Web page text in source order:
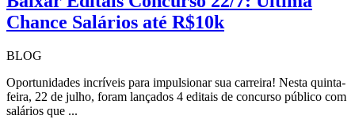
Chance Salários até R$10k
BLOG
Oportunidades incríveis para impulsionar sua carreira! Nesta quinta-
feira, 22 de julho, foram lançados 4 editais de concurso público com
salários que ...